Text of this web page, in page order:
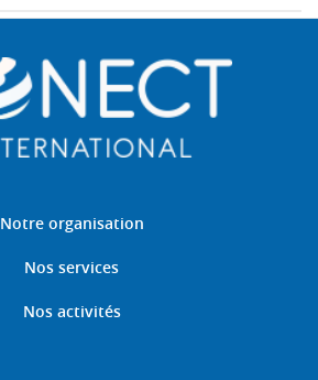
Notre organisation
Nos services
Nos activités